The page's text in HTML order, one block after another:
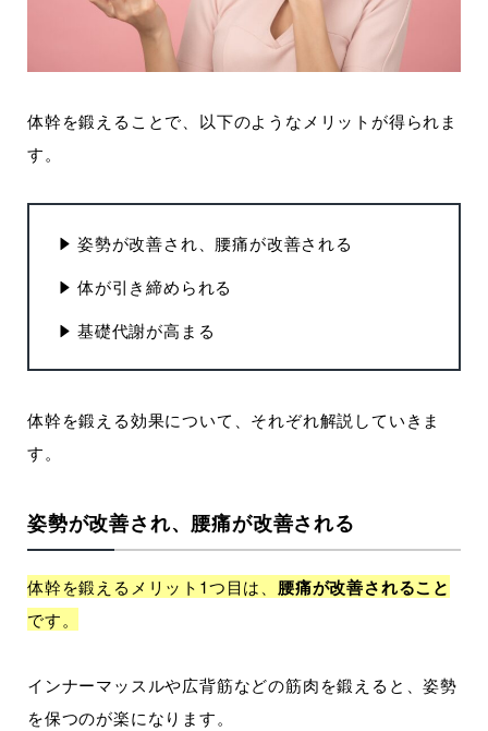
体幹を鍛えることで、以下のようなメリットが得られま
す。
姿勢が改善され、腰痛が改善される
体が引き締められる
基礎代謝が高まる
体幹を鍛える効果について、それぞれ解説していきま
す。
姿勢が改善され、腰痛が改善される
体幹を鍛えるメリット1つ目は、 腰痛が改善されること
です。
インナーマッスルや広背筋などの筋肉を鍛えると、姿勢
を保つのが楽になります。